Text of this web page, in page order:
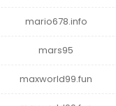
mario678.info
mars95
maxworld99.fun